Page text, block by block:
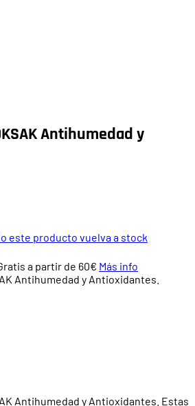
Antihumedad y
este producto vuelva a stock
a partir de 60€ Más info
Antihumedad y Antioxidantes.
Antihumedad y Antioxidantes. Estas